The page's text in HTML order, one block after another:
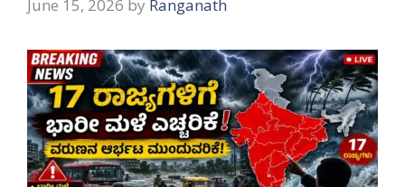
June 15, 2026 by Ranganath